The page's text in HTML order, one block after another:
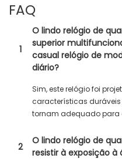
FAQ
1
O lindo relógio de
superior
casual relógio de
diário?
Sim, este relógio foi
características
tornam adequado para
2
O lindo relógio de
resistir à exposição à